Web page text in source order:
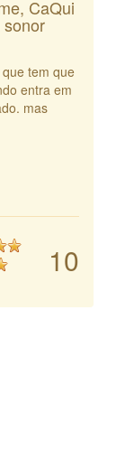
CaQui
tem que
entra em
mas
10